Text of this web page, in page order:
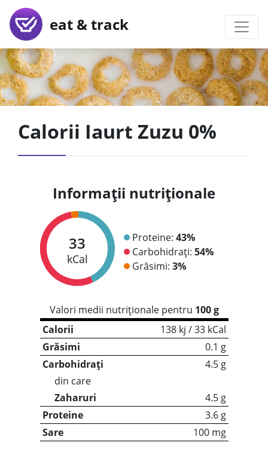
eat & track
Calorii Iaurt Zuzu 0%
Informații nutriționale
33
kCal
Proteine: 43%
Carbohidrați: 54%
Grăsimi: 3%
Valori medii nutriționale pentru 100 g
Calorii
138 kj / 33 kCal
Grăsimi
0.1 g
Carbohidrați
4.5 g
din care
Zaharuri
4.5 g
Proteine
3.6 g
Sare
100 mg